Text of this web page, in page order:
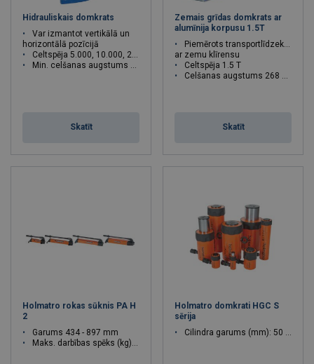
Hidrauliskais domkrats
Var izmantot vertikālā un
horizontālā pozīcijā
Celtspēja 5.000, 10.000, 25.000 kg
Min. celšanas augstums 25 mm
Skatīt
Zemais grīdas domkrats ar
alumīnija korpusu 1.5T
Piemērots transportlīdzekļiem
ar zemu klīrensu
Celtspēja 1.5 T
Celšanas augstums 268 mm
Skatīt
Holmatro rokas sūknis PA H
2
Garums 434 - 897 mm
Maks. darbības spēks (kg): 32 - 35
Holmatro domkrati HGC S
sērija
Cilindra garums (mm): 50 - 250